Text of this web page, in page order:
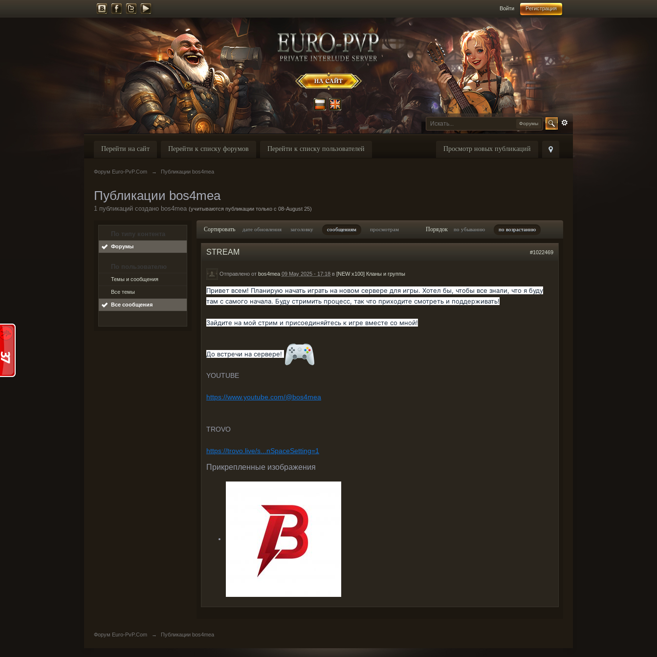
Войти Регистрация
Форумы
Просмотр новых публикаций
Перейти на сайт Перейти к списку форумов Перейти к списку пользователей
Форум Euro-PvP.Com → Публикации bos4mea
Публикации bos4mea
1 публикаций создано bos4mea (учитываются публикации только с 08-August 25)
По типу контента
Форумы
По пользователю
Темы и сообщения
Все темы
Все сообщения
Сортировать дате обновления заголовку сообщениям просмотрам Порядок по убыванию по возрастанию
#1022469
STREAM
Отправлено от bos4mea 09 May 2025 - 17:18 в [NEW x100] Кланы и группы
Привет всем! Планирую начать играть на новом сервере для игры. Хотел бы, чтобы все знали, что я буду
там с самого начала. Буду стримить процесс, так что приходите смотреть и поддерживать!
Зайдите на мой стрим и присоединяйтесь к игре вместе со мной!
До встречи на сервере!
YOUTUBE
https://www.youtube.com/@bos4mea
TROVO
https://trovo.live/s...nSpaceSetting=1
Прикрепленные изображения
Форум Euro-PvP.Com → Публикации bos4mea